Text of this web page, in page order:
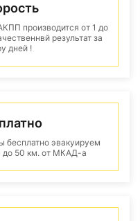
производится от 1 до
результат за
дней !
бесплатно эвакуируем
до 50 км. от МКАД-а